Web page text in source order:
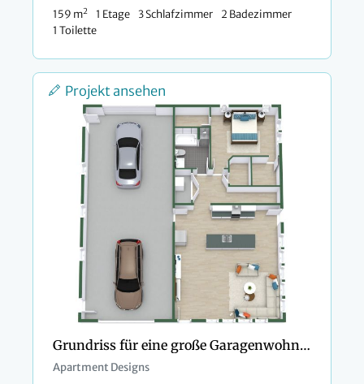
159 m2 1 Etage 3 Schlafzimmer
2 Badezimmer
1 Toilette
Projekt ansehen
Grundriss für eine große Garagenwohnung mit zwei Türen
Apartment Designs